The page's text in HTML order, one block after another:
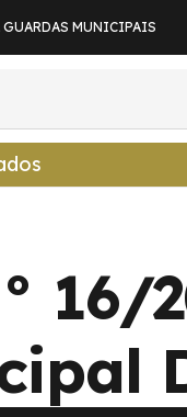
GUARDAS MUNICIPAIS
16/